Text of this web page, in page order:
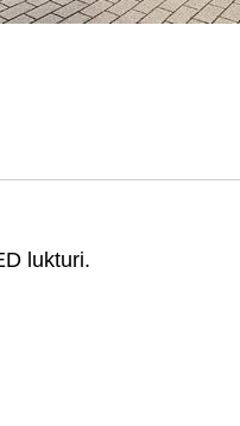
lukturi.